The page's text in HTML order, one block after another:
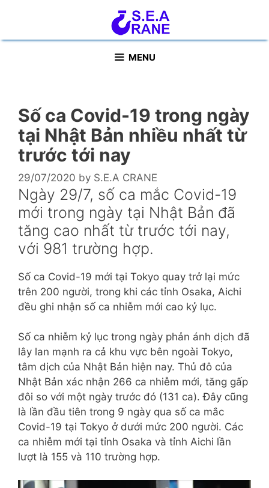
content
MENU
Số ca Covid-19 trong ngày
tại Nhật Bản nhiều nhất từ
trước tới nay
29/07/2020 by S.E.A CRANE
Ngày 29/7, số ca mắc Covid-19
mới trong ngày tại Nhật Bản đã
tăng cao nhất từ trước tới nay,
với 981 trường hợp.
Số ca Covid-19 mới tại Tokyo quay trở lại mức
trên 200 người, trong khi các tỉnh Osaka, Aichi
đều ghi nhận số ca nhiễm mới cao kỷ lục.
Số ca nhiễm kỷ lục trong ngày phản ánh dịch đã
lây lan mạnh ra cả khu vực bên ngoài Tokyo,
tâm dịch của Nhật Bản hiện nay. Thủ đô của
Nhật Bản xác nhận 266 ca nhiễm mới, tăng gấp
đôi so với một ngày trước đó (131 ca). Đây cũng
là lần đầu tiên trong 9 ngày qua số ca mắc
Covid-19 tại Tokyo ở dưới mức 200 người. Các
ca nhiễm mới tại tỉnh Osaka và tỉnh Aichi lần
lượt là 155 và 110 trường hợp.